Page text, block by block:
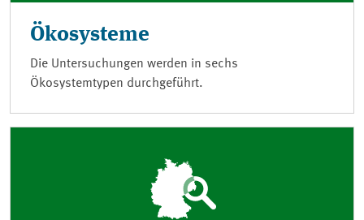
Ökosysteme
Die Untersuchungen werden in sechs
Ökosystemtypen durchgeführt.